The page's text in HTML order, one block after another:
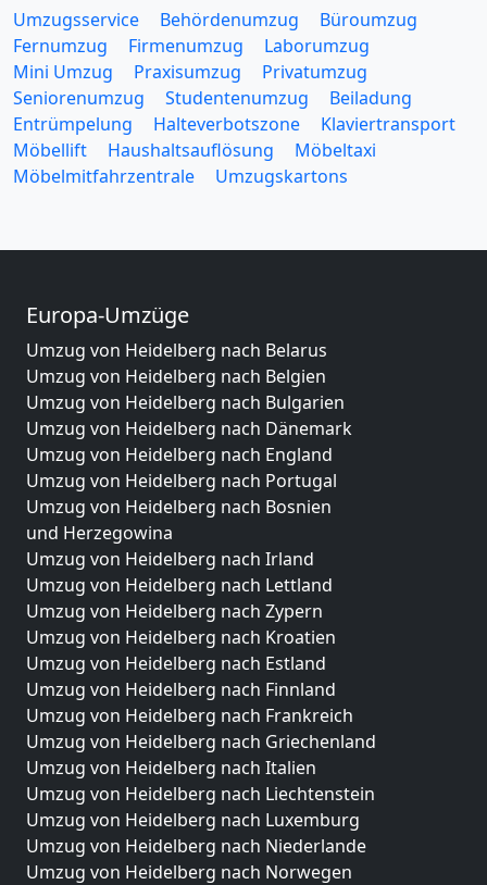
Umzugsservice Behördenumzug
Büroumzug
Fernumzug
Firmenumzug
Laborumzug
Mini Umzug
Praxisumzug
Privatumzug
Seniorenumzug
Studentenumzug
Beiladung
Entrümpelung
Halteverbotszone
Klaviertransport
Möbellift
Haushaltsauflösung
Möbeltaxi
Möbelmitfahrzentrale
Umzugskartons
Europa-Umzüge
Umzug von Heidelberg nach Belarus
Umzug von Heidelberg nach Belgien
Umzug von Heidelberg nach Bulgarien
Umzug von Heidelberg nach Dänemark
Umzug von Heidelberg nach England
Umzug von Heidelberg nach Portugal
Umzug von Heidelberg nach Bosnien
und Herzegowina
Umzug von Heidelberg nach Irland
Umzug von Heidelberg nach Lettland
Umzug von Heidelberg nach Zypern
Umzug von Heidelberg nach Kroatien
Umzug von Heidelberg nach Estland
Umzug von Heidelberg nach Finnland
Umzug von Heidelberg nach Frankreich
Umzug von Heidelberg nach Griechenland
Umzug von Heidelberg nach Italien
Umzug von Heidelberg nach Liechtenstein
Umzug von Heidelberg nach Luxemburg
Umzug von Heidelberg nach Niederlande
Umzug von Heidelberg nach Norwegen